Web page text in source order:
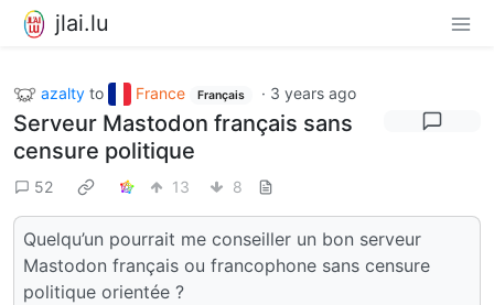
jlai.lu
azalty to France Français · 3 years ago
Serveur Mastodon français sans
censure politique
52 13 8
Quelqu’un pourrait me conseiller un bon serveur
Mastodon français ou francophone sans censure
politique orientée ?